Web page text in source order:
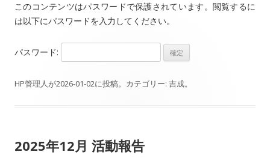
このコンテンツはパスワードで保護されています。閲覧するに
は以下にパスワードを入力してください。
パスワード:
HP管理人が2026-01-02に投稿。カテゴリー: 吉成。
2025年12月 活動報告